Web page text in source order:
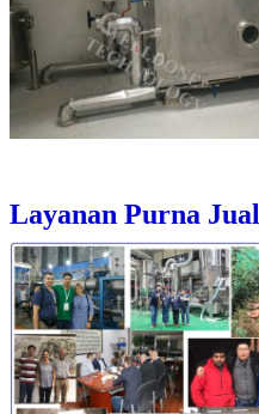
Layanan Purna Jual